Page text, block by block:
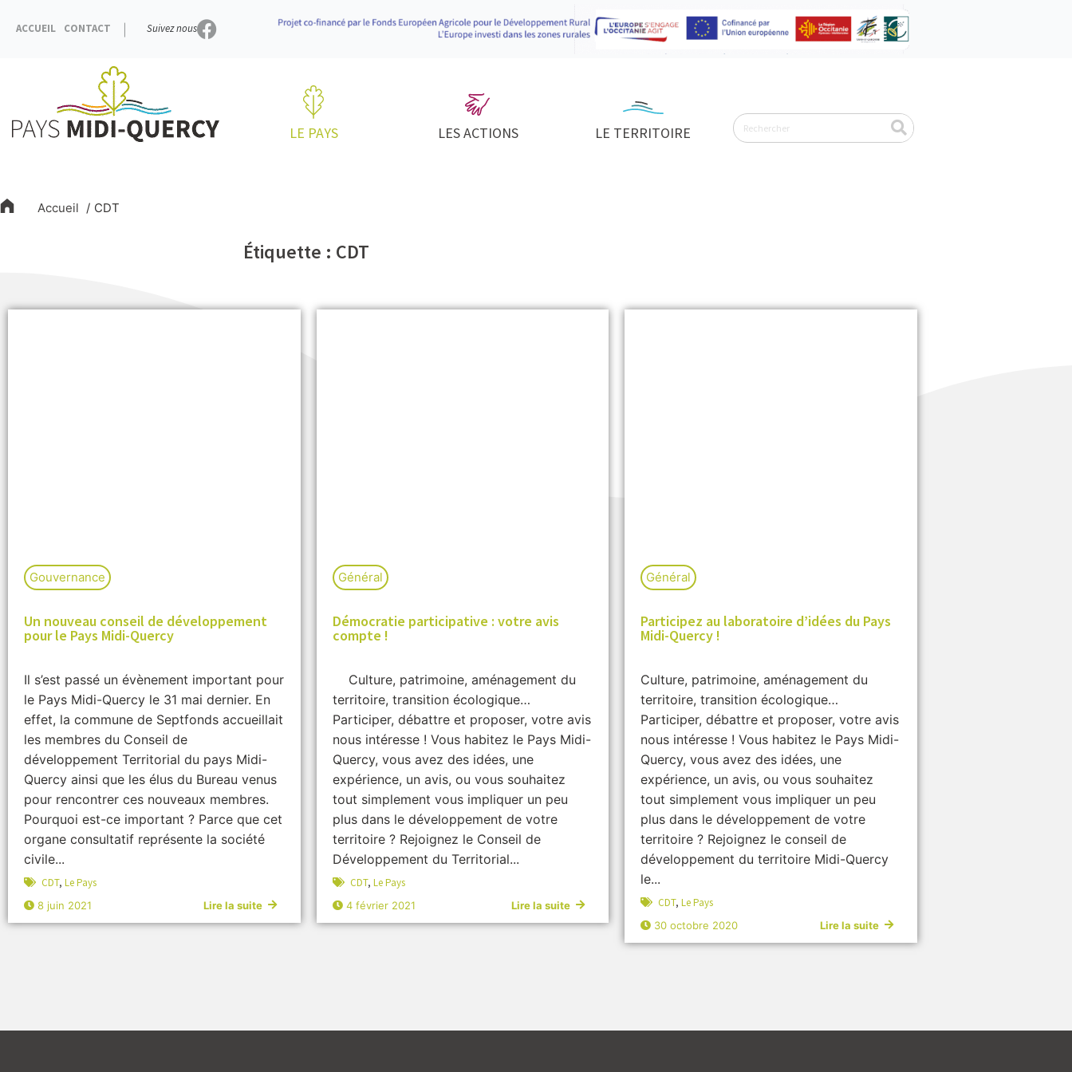
ACCUEIL CONTACT Suivez nous
LE PAYS LES ACTIONS LE TERRITOIRE
Rechercher
Accueil CDT
Étiquette : CDT
Gouvernance
Un nouveau conseil de développement
pour le Pays Midi-Quercy
Il s’est passé un évènement important pour
le Pays Midi-Quercy le 31 mai dernier. En
effet, la commune de Septfonds accueillait
les membres du Conseil de
développement Territorial du pays Midi-
Quercy ainsi que les élus du Bureau venus
pour rencontrer ces nouveaux membres.
Pourquoi est-ce important ? Parce que cet
organe consultatif représente la société
civile...
CDT, Le Pays
8 juin 2021 Lire la suite
Général
Démocratie participative : votre avis
compte !
Culture, patrimoine, aménagement du
territoire, transition écologique…
Participer, débattre et proposer, votre avis
nous intéresse ! Vous habitez le Pays Midi-
Quercy, vous avez des idées, une
expérience, un avis, ou vous souhaitez
tout simplement vous impliquer un peu
plus dans le développement de votre
territoire ? Rejoignez le Conseil de
Développement du Territorial...
CDT, Le Pays
4 février 2021 Lire la suite
Général
Participez au laboratoire d’idées du Pays
Midi-Quercy !
Culture, patrimoine, aménagement du
territoire, transition écologique…
Participer, débattre et proposer, votre avis
nous intéresse ! Vous habitez le Pays Midi-
Quercy, vous avez des idées, une
expérience, un avis, ou vous souhaitez
tout simplement vous impliquer un peu
plus dans le développement de votre
territoire ? Rejoignez le conseil de
développement du territoire Midi-Quercy
le...
CDT,Le Pays
30 octobre 2020 Lire la suite